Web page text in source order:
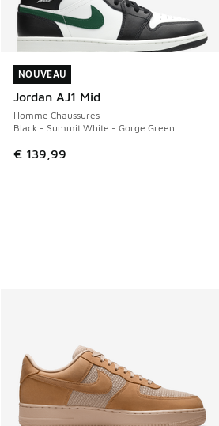
NOUVEAU
Jordan AJ1 Mid
Homme Chaussures
Black - Summit White - Gorge Green
€ 139,99
NOUVEAU